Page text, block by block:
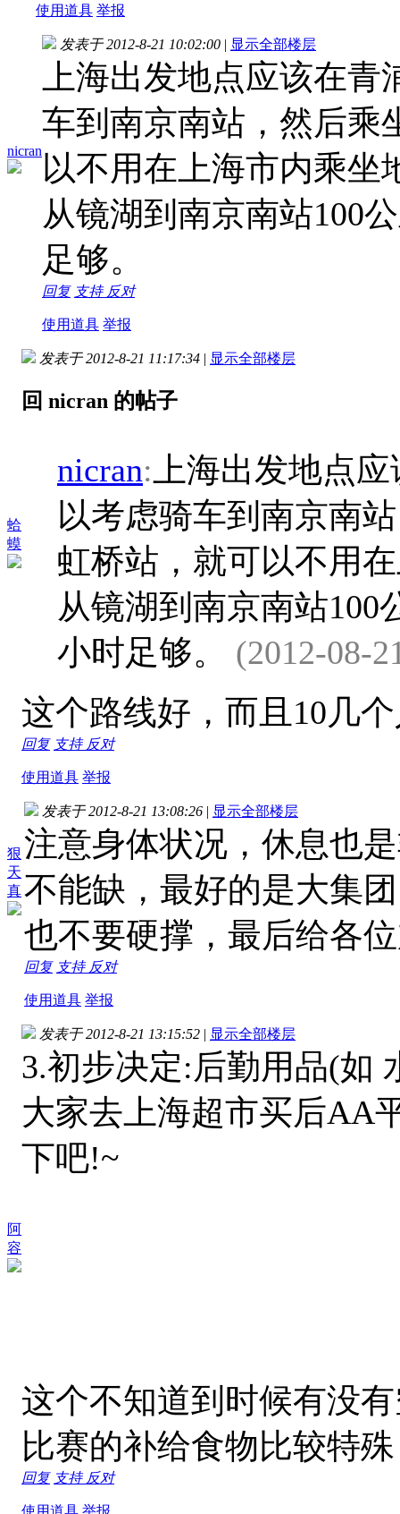
使用道具 举报
nicran
发表于 2012-8-21 10:02:00 | 显示全部楼层
上海出发地点应该在
车到南京南站，然后乘
以不用在上海市内乘坐
从镜湖到南京南站100
足够。
回复 支持 反对
使用道具 举报
蛤
蟆
发表于 2012-8-21 11:17:34 | 显示全部楼层
回 nicran 的帖子
nicran: 上海出发地点
以考虑骑车到南京南
虹桥站，就可以不用
从镜湖到南京南站100
小时足够。
(2012-08-
这个路线好，而且10几
回复 支持 反对
使用道具 举报
狠
天
真
发表于 2012-8-21 13:08:26 | 显示全部楼层
注意身体状况，休息也
不能缺，最好的是大集
也不要硬撑，最后给各
回复 支持 反对
使用道具 举报
阿
容
发表于 2012-8-21 13:15:52 | 显示全部楼层
3.初步决定:后勤用品(如
大家去上海超市买后AA
下吧!~
这个不知道到时候有没
比赛的补给食物比较特
回复 支持 反对
使用道具 举报